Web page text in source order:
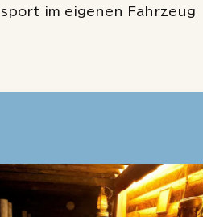
im eigenen Fahrzeug